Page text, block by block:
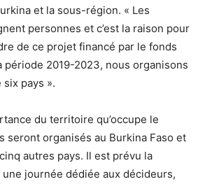
et la sous-région. « Les
personnes et c’est la raison pour
de ce projet financé par le fonds
période 2019-2023, nous organisons
pays ».
du territoire qu’occupe le
seront organisés au Burkina Faso et
autres pays. Il est prévu la
journée dédiée aux décideurs,